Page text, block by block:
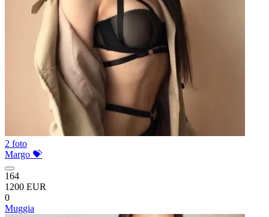
2 foto
Margo 💝
164
1200 EUR
0
Muggia